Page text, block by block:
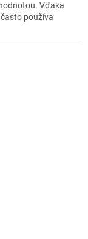
Vďaka
používa